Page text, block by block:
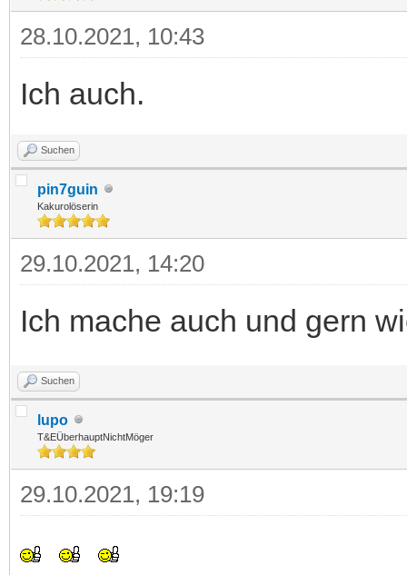
28.10.2021, 10:43
Ich auch.
Suchen
pin7guin
Kakurolöserin
29.10.2021, 14:20
Ich mache auch und gern
Suchen
lupo
T&EÜberhauptNichtMöger
29.10.2021, 19:19